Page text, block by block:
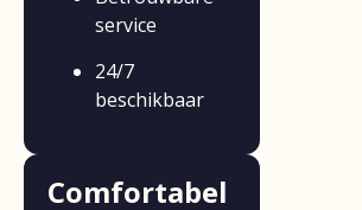
service
24/7
beschikbaar
Comfortabel